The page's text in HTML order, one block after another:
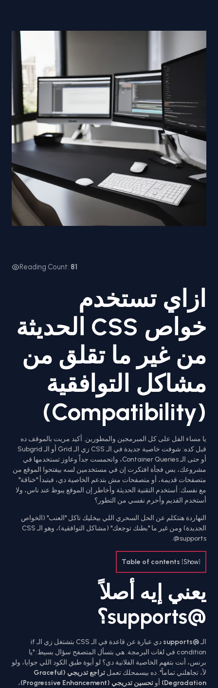
Reading Count: 81
ازاي تستخدم
خواص CSS الحديثة
من غير ما تقلق من
مشاكل التوافقية
(Compatibility)
يا مساء الفل على كل المبرمجين والمطورين. أكيد مريت بالموقف ده
قبل كده: شوفت خاصية جديدة في الـ CSS زي الـ Grid أو الـ Subgrid
أو حتى الـ Container Queries، واتحمست جداً وعاوز تستخدمها في
مشروعك، بس فجأة افتكرت إن في مستخدمين لسه بيفتحوا الموقع من
متصفحات قديمة، أو متصفحات مش بتدعم الخاصية دي، فبتبدأ "خناقة"
مع نفسك: أستخدم التقنية الحديثة وأخاطر إن الموقع يبوظ عند ناس، ولا
أستخدم القديم وأحرم نفسي من التطور؟
النهاردة هنتكلم عن الحل السحري اللي بيخليك تاكل "العنب" (الخواص
الجديدة) ومن غير ما "بطنك توجعك" (مشاكل التوافقية)، وهو الـ CSS
@supports.
Table of contents [Show]
يعني إيه أصلاً
@supports؟
الـ@supports
دي عبارة عن قاعدة في الـ CSS بتشتغل زي الـ if
condition في لغات البرمجة. هي بتسأل المتصفح سؤال بسيط: "يا
برنس، أنت بتفهم الخاصية الفلانية دي؟ لو أيوة طبق الكود اللي جوايا، ولو
لأ، تجاهلني تماماً". ده بيسمحلك تعمل
تراجع تدريجي (Graceful
Degradation) أو تحسين تدريجي (Progressive Enhancement)
،